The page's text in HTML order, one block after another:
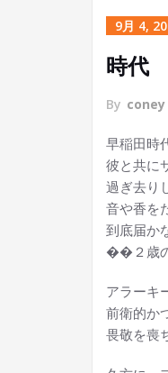
9月 4,
時代
By coney
早稲田時
彼と共に
過ぎ去り
音や香を
到底届か
��２歳の
アラーキ
前衛的か
畏敬を喪